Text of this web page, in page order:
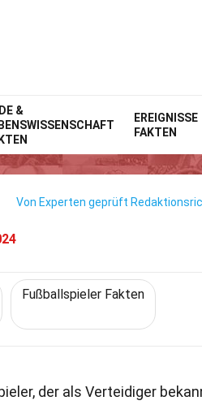
&
EREIGNISSE
FAKTEN
Fakten Fakten
Jose Fonte
Von Experten geprüft
Fußballspieler Fakten
der als Verteidiger